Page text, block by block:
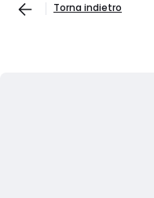
Torna indietro